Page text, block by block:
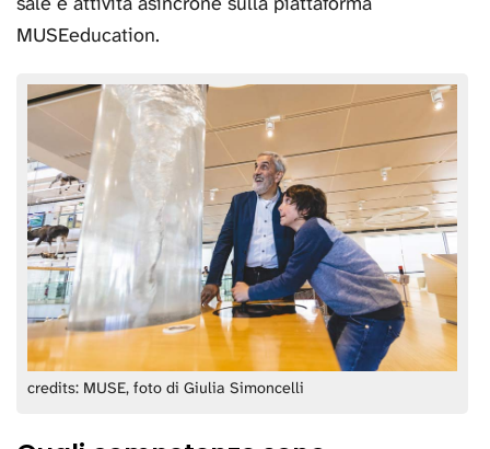
MUSEeducation.
credits: MUSE, foto di Giulia Simoncelli